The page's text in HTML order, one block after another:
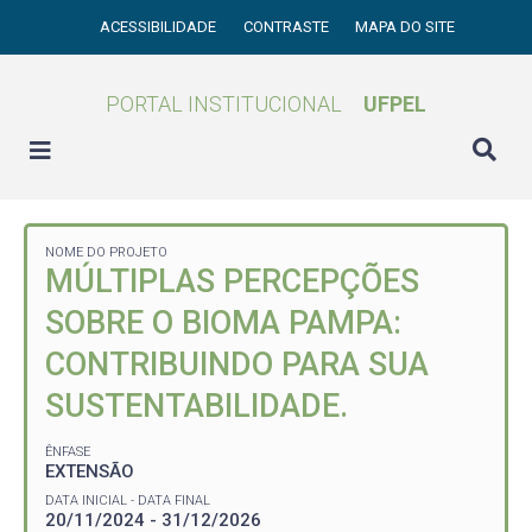
ACESSIBILIDADE CONTRASTE MAPA DO SITE
PORTAL INSTITUCIONAL UFPEL
NOME DO PROJETO
MÚLTIPLAS PERCEPÇÕES
SOBRE O BIOMA PAMPA:
CONTRIBUINDO PARA SUA
SUSTENTABILIDADE.
ÊNFASE
EXTENSÃO
DATA INICIAL - DATA FINAL
20/11/2024 - 31/12/2026